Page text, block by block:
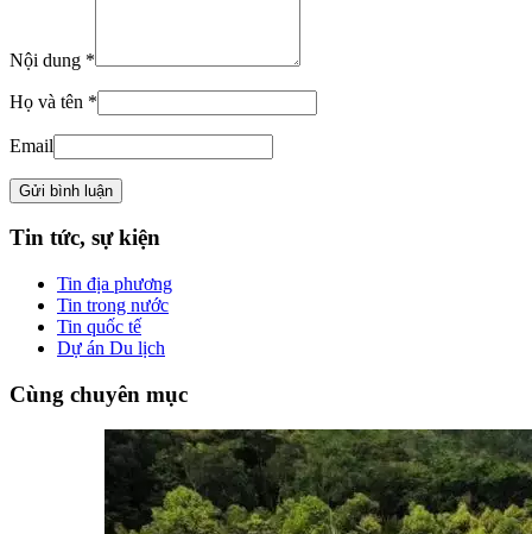
Nội dung *
Họ và tên *
Email
Tin tức, sự kiện
Tin địa phương
Tin trong nước
Tin quốc tế
Dự án Du lịch
Cùng chuyên mục